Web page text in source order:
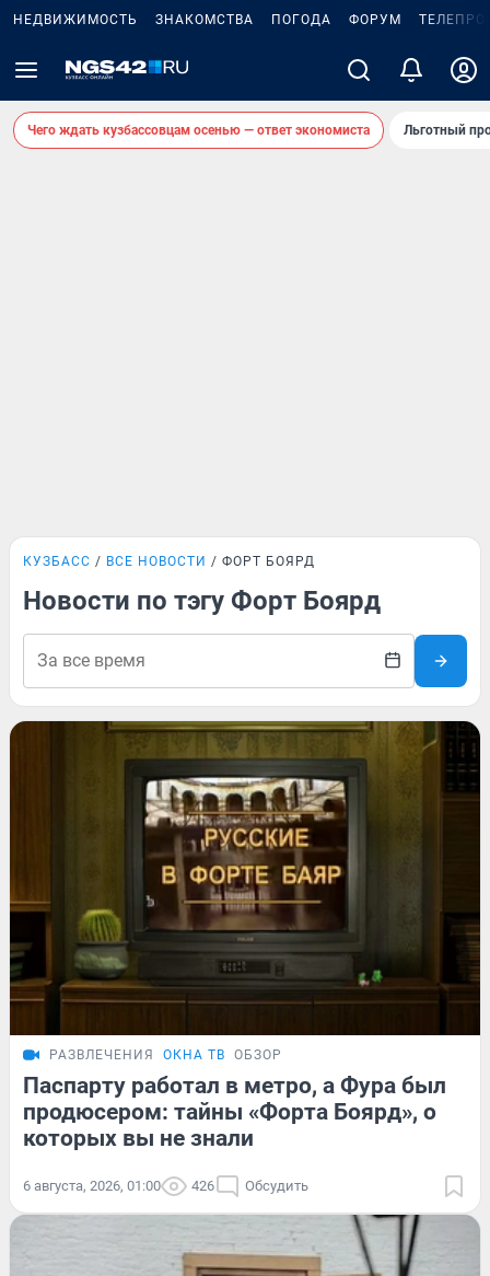
НЕДВИЖИМОСТЬ ЗНАКОМСТВА ПОГОДА ФОРУМ
Чего ждать кузбассовцам осенью — ответ экономиста Льготный
КУЗБАСС ВСЕ НОВОСТИ ФОРТ БОЯРД
Новости по тэгу Форт Боярд
РАЗВЛЕЧЕНИЯ ОКНА ТВ ОБЗОР
Паспарту работал в метро, а Фура был
продюсером: тайны «Форта Боярд», о
которых вы не знали
6 августа, 2026, 01:00 426 Обсудить